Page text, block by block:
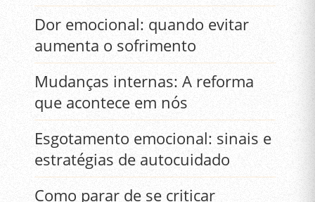
Dor emocional: quando evitar
aumenta o sofrimento
Mudanças internas: A reforma
que acontece em nós
Esgotamento emocional: sinais e
estratégias de autocuidado
Como parar de se criticar